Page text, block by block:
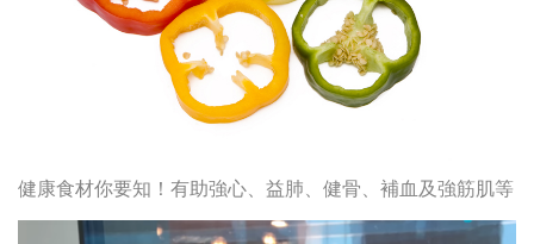
健康食材你要知！有助強心、益肺、健骨、補血及強筋肌等